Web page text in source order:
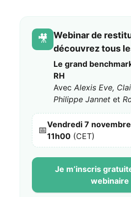
🎥
Webinar de
découvrez tous
Le grand
RH
Avec Alexis Eve,
Philippe Jannet et
📅
Vendredi 7
11h00 (CET)
Je m’inscris
webinaire